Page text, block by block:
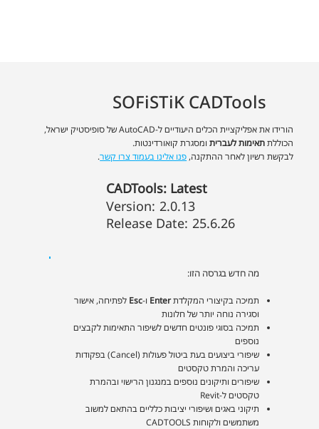
SOFiSTiK CADTools
הורידו את אפליקציית הכלים היעודיים ל-AutoCAD של סופיסטיק ישראל,
הכוללתתאימות לעברית ומסגרת קואורדינטות.
לבקשת רשיון לאחר ההתקנה, פנו אלינו בעמוד צרו קשר.
מה חדש בגרסה הזו:
תמיכה בקיצורי המקלדתEnter ו-Esc לפתיחה, אישור
וסגירה נוחה יותר של חלונות
תמיכה בסוגי פונטים חדשים לשיפור התאימות לקבצים
נוספים
שיפורי ביצועים בעת ביטול פעולות (Cancel) בפקודות
עריכה והמרת טקסטים
שיפורים ותיקונים נוספים במנגנון הרישוי ובהמרת
טקסטים ל-Revit
תיקוני באגים ושיפורי יציבות כלליים בהתאם למשוב
משתמשים ולקוחות CADTOOLS
CADTools: Latest
Version: 2.0.13
Release Date: 25.6.26